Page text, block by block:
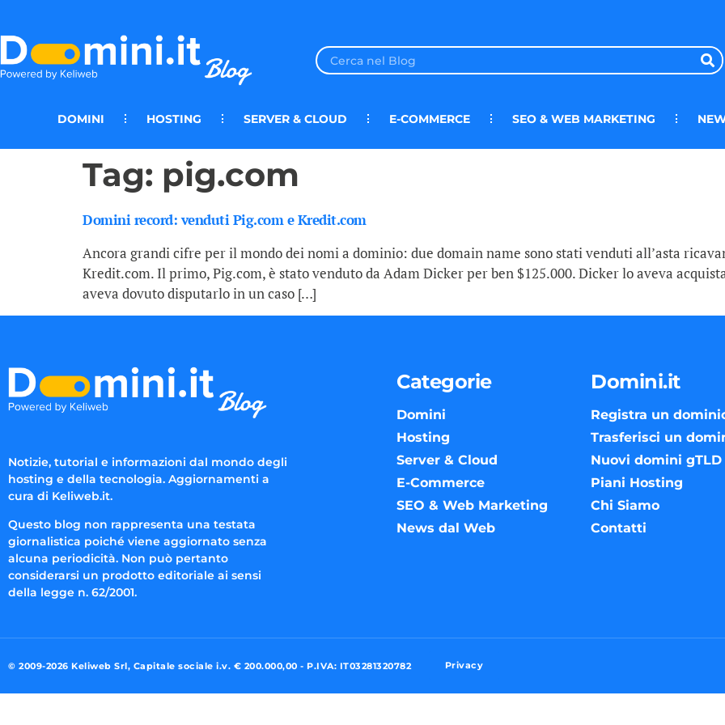
DOMINI HOSTING SERVER & CLOUD E-COMMERCE SEO & WEB MARKETING
Tag: pig.com
Domini record: venduti Pig.com e Kredit.com
Ancora grandi cifre per il mondo dei nomi a dominio: due domain name sono stati venduti all’asta
Kredit.com. Il primo, Pig.com, è stato venduto da Adam Dicker per ben $125.000. Dicker lo aveva
aveva dovuto disputarlo in un caso […]
Notizie, tutorial e informazioni dal mondo degli
hosting e della tecnologia. Aggiornamenti a
cura di Keliweb.it.
Questo blog non rappresenta una testata
giornalistica poiché viene aggiornato senza
alcuna periodicità. Non può pertanto
considerarsi un prodotto editoriale ai sensi
della legge n. 62/2001.
Categorie
Domini
Hosting
Server & Cloud
E-Commerce
SEO & Web Marketing
News dal Web
Domini.it
Registra un
Trasferisci un
Nuovi domini gTLD
Piani Hosting
Chi Siamo
Contatti
© 2009-2026 Keliweb Srl, Capitale sociale i.v. € 200.000,00 - P.IVA: IT03281320782 Privacy